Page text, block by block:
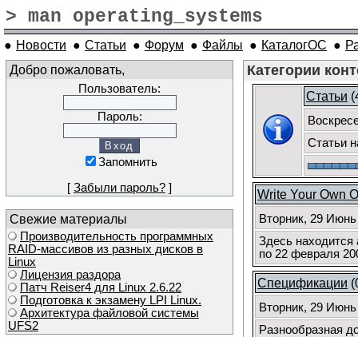
> man operating_systems
● Новости ● Статьи ● Форум ● Файлы ● КаталогОС ●
Добро пожаловать,
Пользователь:
Пароль:
Запомнить
[ Забыли пароль? ]
Свежие материалы
Производительность программных
RAID-массивов из разных дисков в
Linux
Лицензия раздора
Патч Reiser4 для Linux 2.6.22
Подготовка к экзамену LPI Linux.
Архитектура файловой системы
UFS2
Категории
Статьи
Статьи
Write Your Own
Вторник, 29
Здесь
по 22 февраля
Спецификации
Вторник, 29
Разнообразная